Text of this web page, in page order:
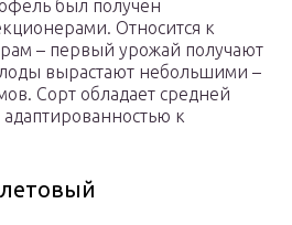
был получен
Относится к
– первый урожай получают
вырастают небольшими –
Сорт обладает средней
к